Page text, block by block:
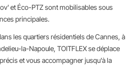
et Éco-PTZ sont mobilisables sous
principales.
les quartiers résidentiels de Cannes, à
la-Napoule, TOITFLEX se déplace
et vous accompagner jusqu'à la